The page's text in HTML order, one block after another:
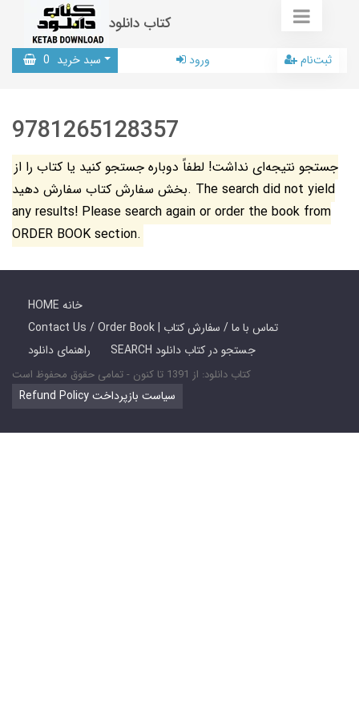
کتاب دانلود
سبد خرید 0 ورود ثبت‌نام
9781265128357
جستجو نتیجه‌ای نداشت! لطفاً دوباره جستجو کنید یا کتاب را از
بخش سفارش کتاب سفارش دهید. The search did not yield
any results! Please search again or order the book from
ORDER BOOK section.
HOME خانه
Contact Us / Order Book | تماس با ما / سفارش کتاب
راهنمای دانلود
SEARCH جستجو در کتاب دانلود
کتاب دانلود: از 1391 تا کنون - تمامی حقوق محفوظ است
Refund Policy سیاست بازپرداخت